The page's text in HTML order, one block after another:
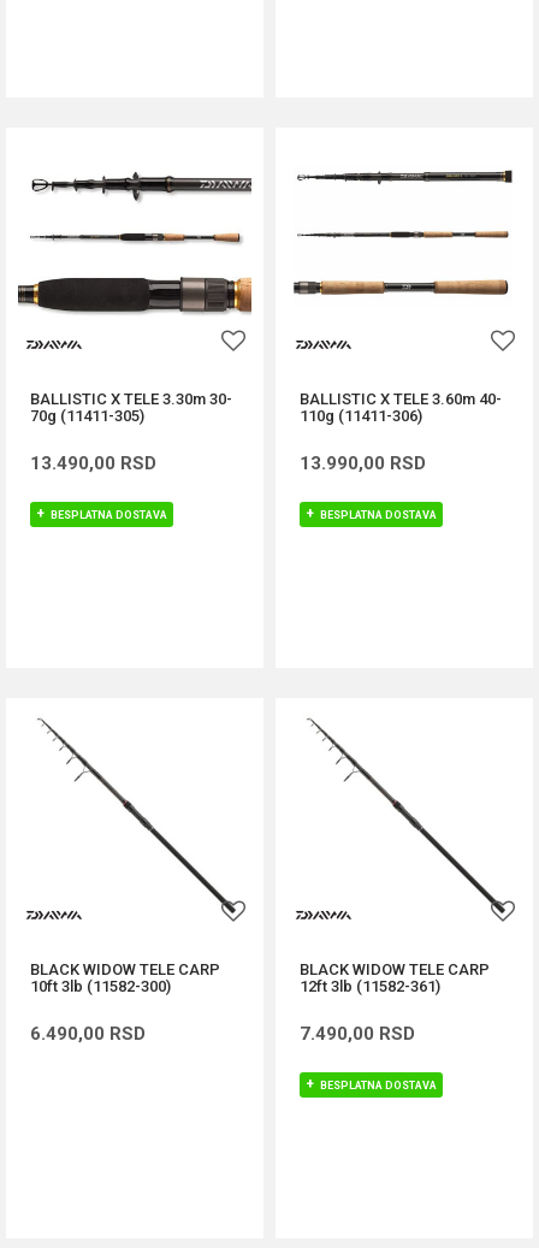
BALLISTIC X TELE 3.30m 30-
70g (11411-305)
13.490,00 RSD
BESPLATNA DOSTAVA
BALLISTIC X TELE 3.60m 40-
110g (11411-306)
13.990,00 RSD
BESPLATNA DOSTAVA
BLACK WIDOW TELE CARP
10ft 3lb (11582-300)
6.490,00 RSD
BLACK WIDOW TELE CARP
12ft 3lb (11582-361)
7.490,00 RSD
BESPLATNA DOSTAVA